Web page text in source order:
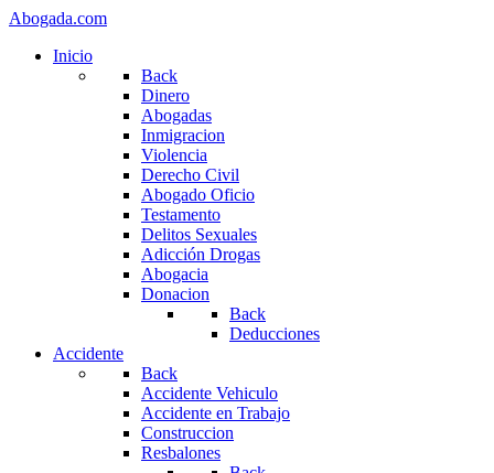
Abogada.com
Inicio
Back
Dinero
Abogadas
Inmigracion
Violencia
Derecho Civil
Abogado Oficio
Testamento
Delitos Sexuales
Adicción Drogas
Abogacia
Donacion
Back
Deducciones
Accidente
Back
Accidente Vehiculo
Accidente en Trabajo
Construccion
Resbalones